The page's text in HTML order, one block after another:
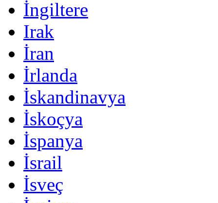
İngiltere
Irak
İran
İrlanda
İskandinavya
İskoçya
İspanya
İsrail
İsveç